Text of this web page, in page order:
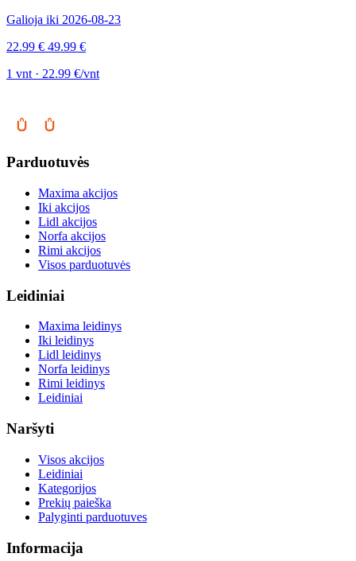
Galioja iki 2026-08-23
22.99 € 49.99 €
1 vnt · 22.99 €/vnt
Parduotuvės
Maxima akcijos
Iki akcijos
Lidl akcijos
Norfa akcijos
Rimi akcijos
Visos parduotuvės
Leidiniai
Maxima leidinys
Iki leidinys
Lidl leidinys
Norfa leidinys
Rimi leidinys
Leidiniai
Naršyti
Visos akcijos
Leidiniai
Kategorijos
Prekių paieška
Palyginti parduotuves
Informacija